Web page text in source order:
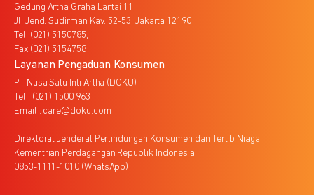
Gedung Artha Graha Lantai 11
Jl. Jend. Sudirman Kav. 52-53, Jakarta 12190
Tel. (021) 5150785,
Fax (021) 5154758
Layanan Pengaduan Konsumen
PT Nusa Satu Inti Artha (DOKU)
Tel : (021) 1500 963
Email : care@doku.com
Direktorat Jenderal Perlindungan Konsumen dan Tertib Niaga,
Kementrian Perdagangan Republik Indonesia,
0853-1111-1010 (WhatsApp)